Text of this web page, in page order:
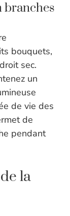
branches
bouquets,
sec.
un
de vie des
de
pendant
la